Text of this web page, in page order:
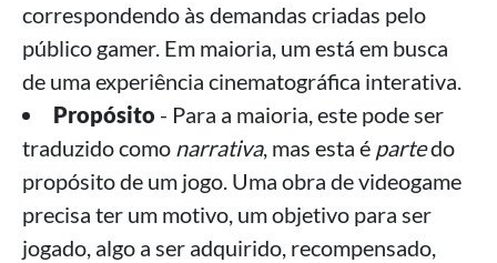
correspondendo às demandas criadas pelo
público gamer. Em maioria, um está em busca
de uma experiência cinematográfica interativa.
Propósito - Para a maioria, este pode ser
traduzido como narrativa, mas esta é partedo
propósito de um jogo. Uma obra de videogame
precisa ter um motivo, um objetivo para ser
jogado, algo a ser adquirido, recompensado,